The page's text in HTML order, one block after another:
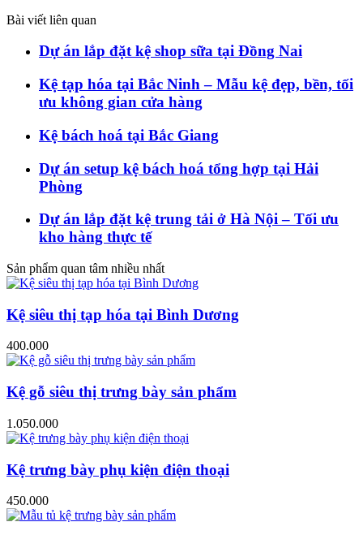
Bài viết liên quan
Dự án lắp đặt kệ shop sữa tại Đồng Nai
Kệ tạp hóa tại Bắc Ninh – Mẫu kệ đẹp, bền, tối
ưu không gian cửa hàng
Kệ bách hoá tại Bắc Giang
Dự án setup kệ bách hoá tổng hợp tại Hải
Phòng
Dự án lắp đặt kệ trung tải ở Hà Nội – Tối ưu
kho hàng thực tế
Sản phẩm quan tâm nhiều nhất
Kệ siêu thị tạp hóa tại Bình Dương
400.000
Kệ gỗ siêu thị trưng bày sản phẩm
1.050.000
Kệ trưng bày phụ kiện điện thoại
450.000